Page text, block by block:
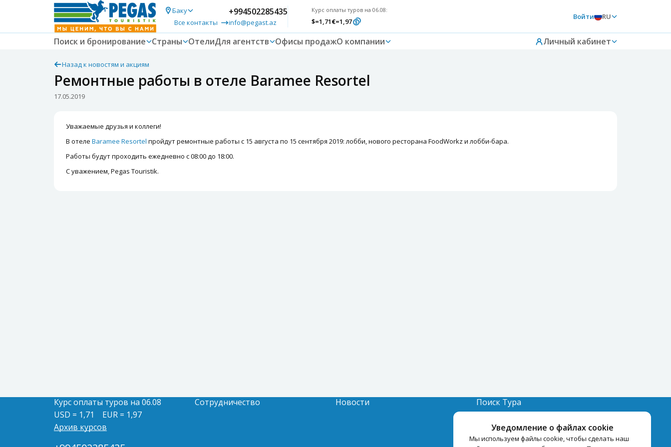
Баку
Все контакты
+994502285435
info@pegast.az
Курс оплаты туров на 06.08:
$=1,71€=1,97
Войти RU
Поиск и бронирование Страны ОтелиДля агентств Офисы продажО компании Личный кабинет
Назад к новостям и акциям
Ремонтные работы в отеле Baramee Resortel
17.05.2019
Уважаемые друзья и коллеги!
В отеле Baramee Resortel пройдут ремонтные работы с 15 августа по 15 сентября 2019: лобби, нового ресторана FoodWorkz и лобби-бара.
Работы будут проходить ежедневно с 08:00 до 18:00.
С уважением, Pegas Touristik.
Уведомление о файлах cookie
Мы используем файлы cookie, чтобы сделать наш
Курс оплаты туров на 06.08
USD = 1,71
EUR = 1,97
Архив курсов
Сотрудничество Новости
Поиск Тура
Отели